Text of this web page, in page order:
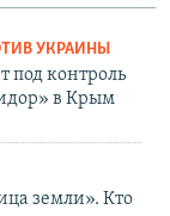
УКРАИНЫ
под контроль
в Крым
земли». Кто